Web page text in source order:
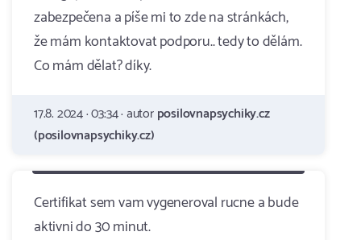
zabezpečena a píše mi to zde na stránkách,
že mám kontaktovat podporu.. tedy to dělám.
Co mám dělat? díky.
17.8. 2024 · 03:34 · autorposilovnapsychiky.cz
(posilovnapsychiky.cz)
Certifikat sem vam vygeneroval rucne a bude
aktivni do 30 minut.